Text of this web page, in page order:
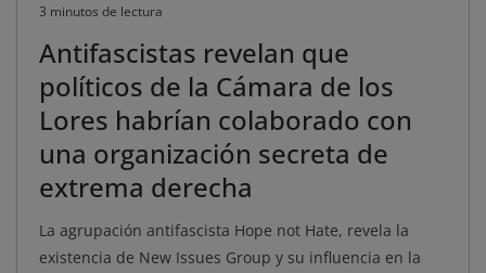
3 minutos de lectura
Antifascistas revelan que
políticos de la Cámara de los
Lores habrían colaborado con
una organización secreta de
extrema derecha
La agrupación antifascista Hope not Hate, revela la
existencia de New Issues Group y su influencia en la